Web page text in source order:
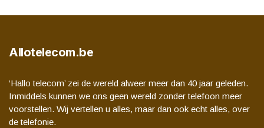
Allotelecom.be
‘Hallo telecom’ zei de wereld alweer meer dan 40 jaar geleden.
Inmiddels kunnen we ons geen wereld zonder telefoon meer
voorstellen. Wij vertellen u alles, maar dan ook echt alles, over
de telefonie.